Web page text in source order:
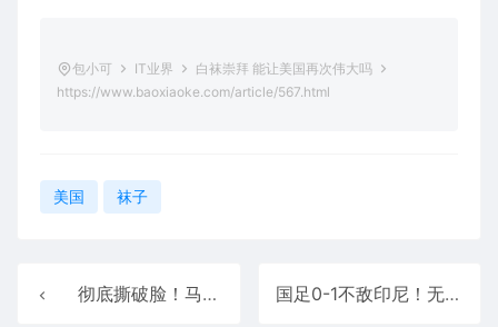
包小可 IT业界
白袜崇拜 能让美国再次伟大吗
https://www.baoxiaoke.com/article/567.html
美国 袜子
彻底撕破脸！马斯克怒斥特朗普忘恩负义：没有我 他赢不了大选 国足0-1不敌印尼！无缘2026世界杯